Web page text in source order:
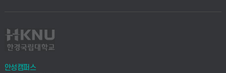
안성캠퍼스